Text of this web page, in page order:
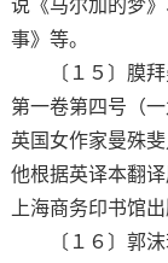
说《马尔加的梦
事》等。
〔１５〕膜拜
第一卷第四号（
英国女作家曼殊斐
他根据英译本翻
上海商务印书馆出
〔１６〕郭沫